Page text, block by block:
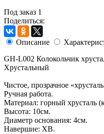
Под заказ 1
Поделиться:
Описание
GH-L002 Колокольчик
Хрустальный
Чистое, прозрачное
Ручная работа.
Материал: горный хрусталь
Высота: 10см.
Диаметр основания: 4см.
Навершие: ХВ.